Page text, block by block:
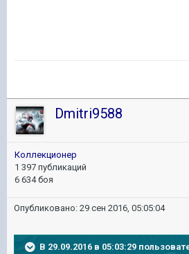
Dmitri9588
Коллекционер
1 397 публикаций
6 634 боя
Опубликовано: 29 сен 2016, 05:05:04
В 29.09.2016 в 05:03:29